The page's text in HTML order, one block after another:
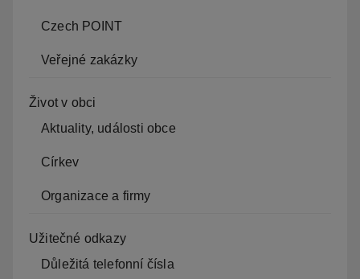
Czech POINT
Veřejné zakázky
Život v obci
Aktuality, události obce
Církev
Organizace a firmy
Užitečné odkazy
Důležitá telefonní čísla